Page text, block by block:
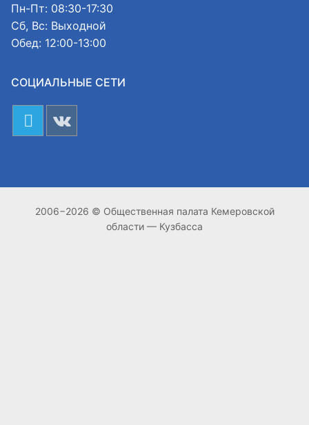
Пн-Пт: 08:30-17:30
Сб, Вс: Выходной
Обед: 12:00-13:00
СОЦИАЛЬНЫЕ СЕТИ
2006−2026 © Общественная палата Кемеровской
области — Кузбасса